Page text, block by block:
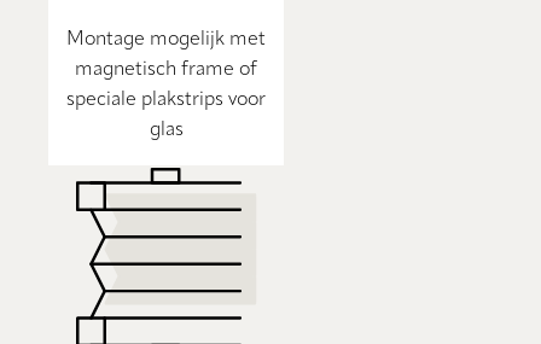
Montage mogelijk met
magnetisch frame of
speciale plakstrips voor
glas